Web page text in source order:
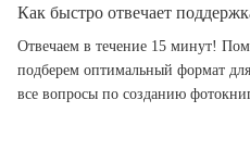
Как быстро отвечает
Отвечаем в течение 15 минут!
подберем оптимальный формат
все вопросы по созданию